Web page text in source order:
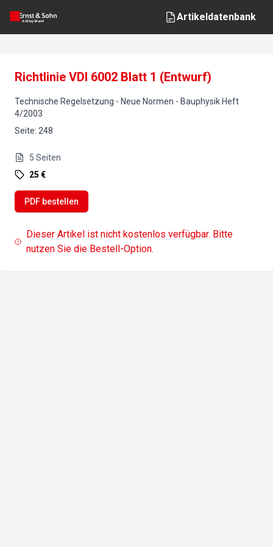
Artikeldatenbank
Richtlinie VDI 6002 Blatt 1 (Entwurf)
Technische Regelsetzung - Neue Normen - Bauphysik Heft
4/2003
Seite: 248
5 Seiten
25 €
PDF bestellen
Dieser Artikel ist nicht kostenlos verfügbar. Bitte
nutzen Sie die Bestell-Option.